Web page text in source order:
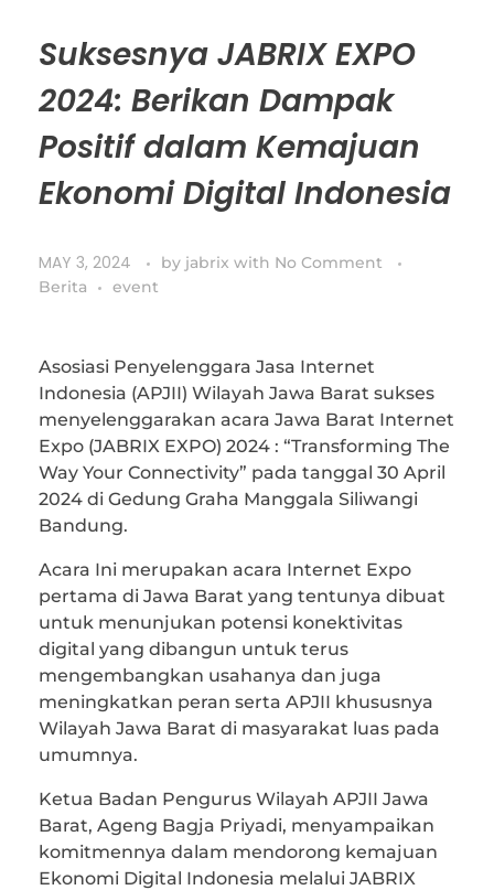
Suksesnya JABRIX EXPO
2024: Berikan Dampak
Positif dalam Kemajuan
Ekonomi Digital Indonesia
MAY 3, 2024 by jabrix with No Comment
Berita
event
Asosiasi Penyelenggara Jasa Internet
Indonesia (APJII) Wilayah Jawa Barat sukses
menyelenggarakan acara Jawa Barat Internet
Expo (JABRIX EXPO) 2024 : “Transforming The
Way Your Connectivity” pada tanggal 30 April
2024 di Gedung Graha Manggala Siliwangi
Bandung.
Acara Ini merupakan acara Internet Expo
pertama di Jawa Barat yang tentunya dibuat
untuk menunjukan potensi konektivitas
digital yang dibangun untuk terus
mengembangkan usahanya dan juga
meningkatkan peran serta APJII khususnya
Wilayah Jawa Barat di masyarakat luas pada
umumnya.
Ketua Badan Pengurus Wilayah APJII Jawa
Barat, Ageng Bagja Priyadi, menyampaikan
komitmennya dalam mendorong kemajuan
Ekonomi Digital Indonesia melalui JABRIX